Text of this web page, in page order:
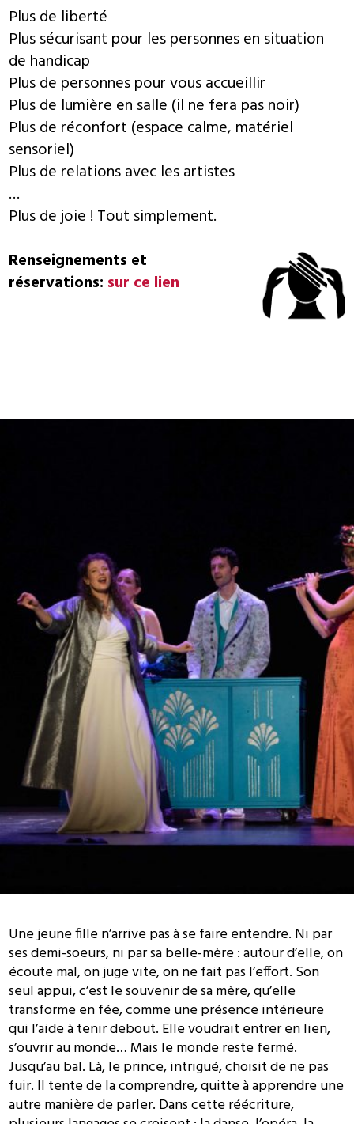
Plus de liberté
Plus sécurisant pour les personnes en situation
de handicap
Plus de personnes pour vous accueillir
Plus de lumière en salle (il ne fera pas noir)
Plus de réconfort (espace calme, matériel
sensoriel)
Plus de relations avec les artistes
…
Plus de joie ! Tout simplement.
Renseignements et
réservations: sur ce lien
Une jeune fille n’arrive pas à se faire entendre. Ni par
ses demi-soeurs, ni par sa belle-mère : autour d’elle, on
écoute mal, on juge vite, on ne fait pas l’effort. Son
seul appui, c’est le souvenir de sa mère, qu’elle
transforme en fée, comme une présence intérieure
qui l’aide à tenir debout. Elle voudrait entrer en lien,
s’ouvrir au monde… Mais le monde reste fermé.
Jusqu’au bal. Là, le prince, intrigué, choisit de ne pas
fuir. Il tente de la comprendre, quitte à apprendre une
autre manière de parler. Dans cette réécriture,